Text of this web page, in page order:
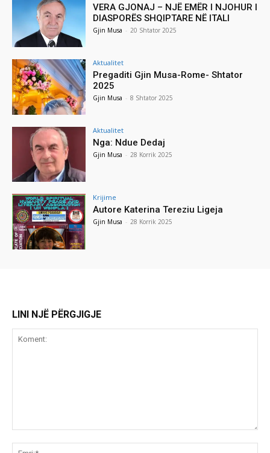
VERA GJONAJ – NJË EMËR I NJOHUR I
DIASPORËS SHQIPTARE NË ITALI
Gjin Musa - 20 Shtator 2025
Aktualitet
Pregaditi Gjin Musa-Rome- Shtator
2025
Gjin Musa - 8 Shtator 2025
Aktualitet
Nga: Ndue Dedaj
Gjin Musa - 28 Korrik 2025
Krijime
Autore Katerina Tereziu Ligeja
Gjin Musa - 28 Korrik 2025
LINI NJË PËRGJIGJE